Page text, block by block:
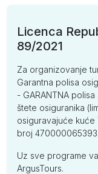
Licenca
89/2021
Za organizovanje
Garantna polisa
- GARANTNA
štete osiguranika
osiguravajuće kuće
broj 470000065393.
Uz sve programe
ArgusTours.